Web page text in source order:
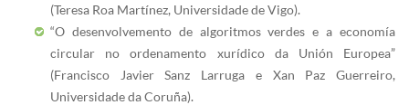
(Teresa Roa Martínez, Universidade de Vigo).
“O desenvolvemento de algoritmos verdes e a economía
circular no ordenamento xurídico da Unión Europea”
(Francisco Javier Sanz Larruga e Xan Paz Guerreiro,
Universidade da Coruña).